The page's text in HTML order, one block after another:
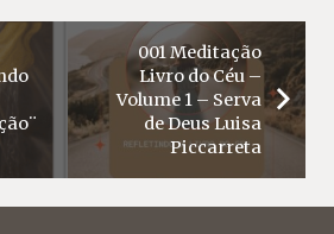
001 Meditação
Livro do Céu –
Volume 1 – Serva
de Deus Luisa
Piccarreta